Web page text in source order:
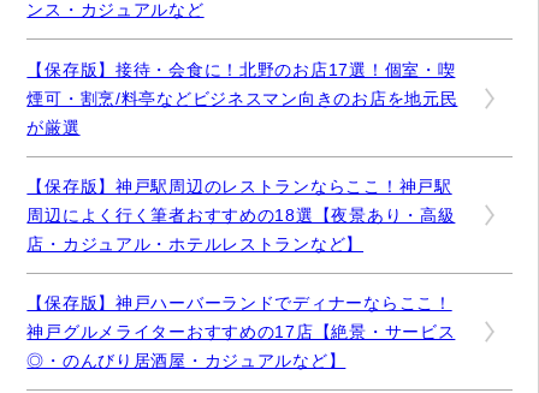
ンス・カジュアルなど
【保存版】接待・会食に！北野のお店17選！個室・喫
煙可・割烹/料亭などビジネスマン向きのお店を地元民
が厳選
【保存版】神戸駅周辺のレストランならここ！神戸駅
周辺によく行く筆者おすすめの18選【夜景あり・高級
店・カジュアル・ホテルレストランなど】
【保存版】神戸ハーバーランドでディナーならここ！
神戸グルメライターおすすめの17店【絶景・サービス
◎・のんびり居酒屋・カジュアルなど】